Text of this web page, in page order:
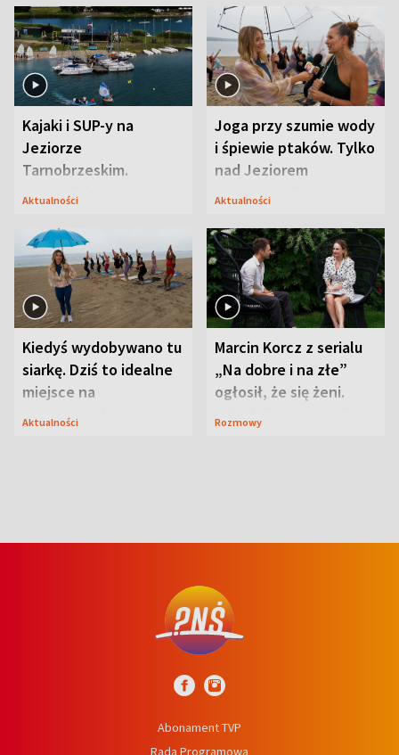
Kajaki i SUP-y na
Jeziorze
Tarnobrzeskim.
Przyrodnicy zwracają
Aktualności
Joga przy szumie wody
i śpiewie ptaków. Tylko
nad Jeziorem
Tarnobrzeskim
Aktualności
Kiedyś wydobywano tu
siarkę. Dziś to idealne
miejsce na
wypoczynek
Aktualności
Marcin Korcz z serialu
„Na dobre i na złe”
ogłosił, że się żeni.
Zdradził, co zmienił
Rozmowy
Abonament TVP
Rada Programowa